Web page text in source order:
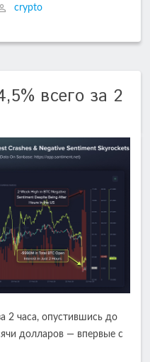
crypto
всего за 2
2 часа, опустившись до
долларов — впервые с